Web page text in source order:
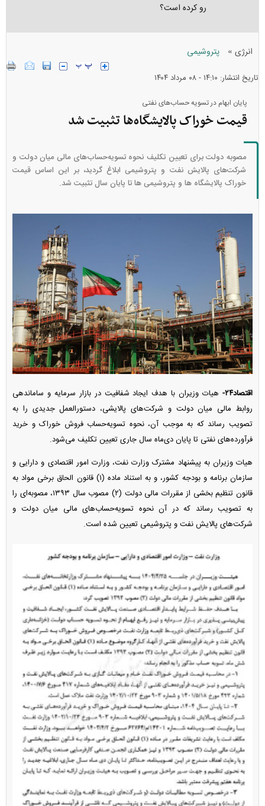
رو کرده است؟
انرژی » پتروشیمی
تاریخ انتشار: ۱۴:۱۰ - ۰۸ مرداد ۱۴۰۴
پایان ابهام در تسویه حساب‌های نفتی
قیمت خوراک پالایشگاه‌ها تثبیت شد
مصوبه دولت برای تعیین تکلیف نحوه تسویه‌حساب‌های مالی میان دولت و
شرکت‌های پالایش نفت و پتروشیمی ابلاغ گردید، بر این اساس قیمت
خوراک پالایشگاه ها و پتروشیمی ها تا پایان سال تثبیت شد.
اقتصاد۲۴-
هیات وزیران با هدف ایجاد شفافیت در بازار سرمایه و ساماندهی
روابط مالی میان دولت و شرکت‌های پالایشی، دستورالعمل جدیدی را به
تصویب رساند که به موجب آن، نحوه تسویه‌حساب فروش خوراک و خرید
فرآورده‌های نفتی تا پایان دی‌ماه سال جاری تعیین تکلیف می‌شود.
هیات وزیران به پیشنهاد مشترک وزارت نفت، وزارت امور اقتصادی و دارایی و
سازمان برنامه و بودجه کشور، و به استناد ماده (۱) قانون الحاق برخی مواد به
قانون تنظیم بخشی از مقررات مالی دولت (۲) مصوب سال ۱۳۹۳، مصوبه‌ای را
به تصویب رساند که در آن نحوه تسویه‌حساب‌های مالی میان دولت و
شرکت‌های پالایش نفت و پتروشیمی تعیین شده است.